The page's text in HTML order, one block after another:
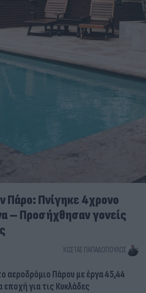
Πάρο: Πνίγηκε 4χρονο
– Προσήχθησαν γονείς
ΚΏΣΤΑΣ ΠΑΠΑΔΌΠΟΥΛΟΣ
αεροδρόμιο Πάρου με έργα 45,44
για τις Κυκλάδες